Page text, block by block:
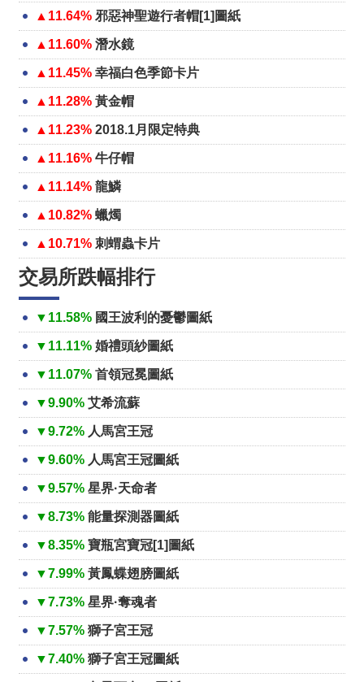
▲11.64% 邪惡神聖遊行者帽[1]圖紙
▲11.60% 潛水鏡
▲11.45% 幸福白色季節卡片
▲11.28% 黃金帽
▲11.23% 2018.1月限定特典
▲11.16% 牛仔帽
▲11.14% 龍鱗
▲10.82% 蠟燭
▲10.71% 刺蝟蟲卡片
交易所跌幅排行
▼11.58% 國王波利的憂鬱圖紙
▼11.11% 婚禮頭紗圖紙
▼11.07% 首領冠冕圖紙
▼9.90% 艾希流蘇
▼9.72% 人馬宮王冠
▼9.60% 人馬宮王冠圖紙
▼9.57% 星界·天命者
▼8.73% 能量探測器圖紙
▼8.35% 寶瓶宮寶冠[1]圖紙
▼7.99% 黃鳳蝶翅膀圖紙
▼7.73% 星界·奪魂者
▼7.57% 獅子宮王冠
▼7.40% 獅子宮王冠圖紙